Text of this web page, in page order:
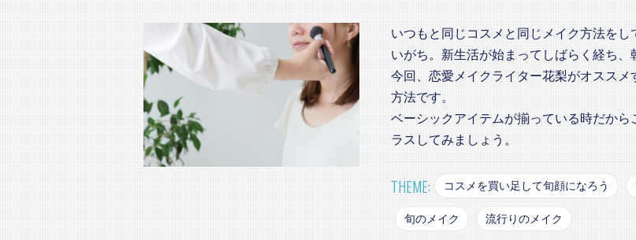
復縁 電話占い
いつもと同じコスメと同じメイク方法を
いがち。新生活が始まってしばらく経ち、
今回、恋愛メイクライター花梨がオスス
方法です。
ベーシックアイテムが揃っている時だか
ラスしてみましょう。
THEME: コスメを買い足して旬顔になろう
旬のメイク 流行りのメイク